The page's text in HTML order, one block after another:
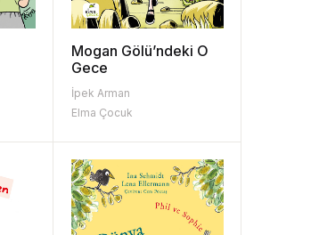
Mogan Gölü’ndeki O
Gece
İpek Arman
Elma Çocuk